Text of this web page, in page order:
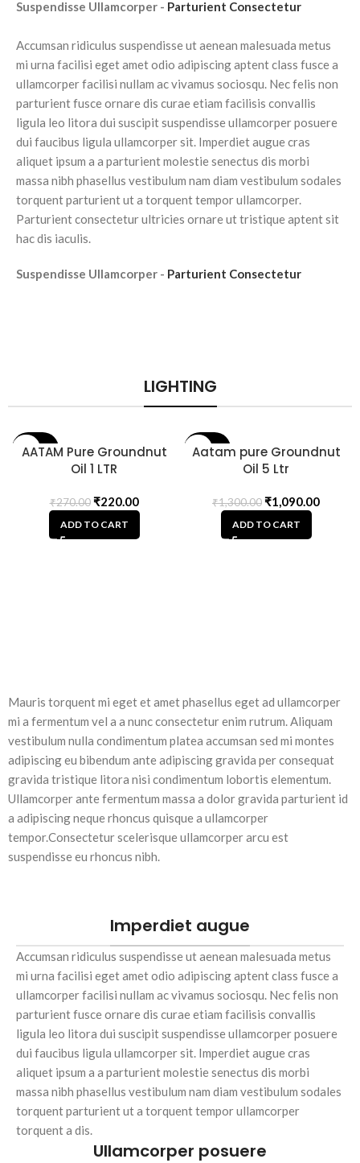
Suspendisse Ullamcorper - Parturient Consectetur
Accumsan ridiculus suspendisse ut aenean malesuada metus
mi urna facilisi eget amet odio adipiscing aptent class fusce a
ullamcorper facilisi nullam ac vivamus sociosqu. Nec felis non
parturient fusce ornare dis curae etiam facilisis convallis
ligula leo litora dui suscipit suspendisse ullamcorper posuere
dui faucibus ligula ullamcorper sit. Imperdiet augue cras
aliquet ipsum a a parturient molestie senectus dis morbi
massa nibh phasellus vestibulum nam diam vestibulum sodales
torquent parturient ut a torquent tempor ullamcorper.
Parturient consectetur ultricies ornare ut tristique aptent sit
hac dis iaculis.
Suspendisse Ullamcorper - Parturient Consectetur
LIGHTING
19% OFF
AATAM Pure Groundnut
Oil 1 LTR
₹270.00 ₹220.00
ADD TO CART
16% OFF
Aatam pure Groundnut
Oil 5 Ltr
₹1,300.00₹1,090.00
ADD TO CART
Mauris torquent mi eget et amet phasellus eget ad ullamcorper
mi a fermentum vel a a nunc consectetur enim rutrum. Aliquam
vestibulum nulla condimentum platea accumsan sed mi montes
adipiscing eu bibendum ante adipiscing gravida per consequat
gravida tristique litora nisi condimentum lobortis elementum.
Ullamcorper ante fermentum massa a dolor gravida parturient id
a adipiscing neque rhoncus quisque a ullamcorper
tempor.Consectetur scelerisque ullamcorper arcu est
suspendisse eu rhoncus nibh.
Imperdiet augue
Accumsan ridiculus suspendisse ut aenean malesuada metus
mi urna facilisi eget amet odio adipiscing aptent class fusce a
ullamcorper facilisi nullam ac vivamus sociosqu. Nec felis non
parturient fusce ornare dis curae etiam facilisis convallis
ligula leo litora dui suscipit suspendisse ullamcorper posuere
dui faucibus ligula ullamcorper sit. Imperdiet augue cras
aliquet ipsum a a parturient molestie senectus dis morbi
massa nibh phasellus vestibulum nam diam vestibulum sodales
torquent parturient ut a torquent tempor ullamcorper
torquent a dis.
Ullamcorper posuere